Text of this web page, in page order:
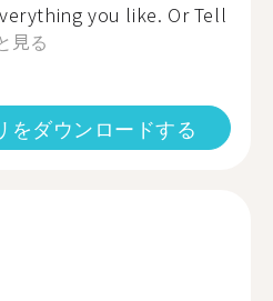
you like. Or Tell
見る
をダウンロードする